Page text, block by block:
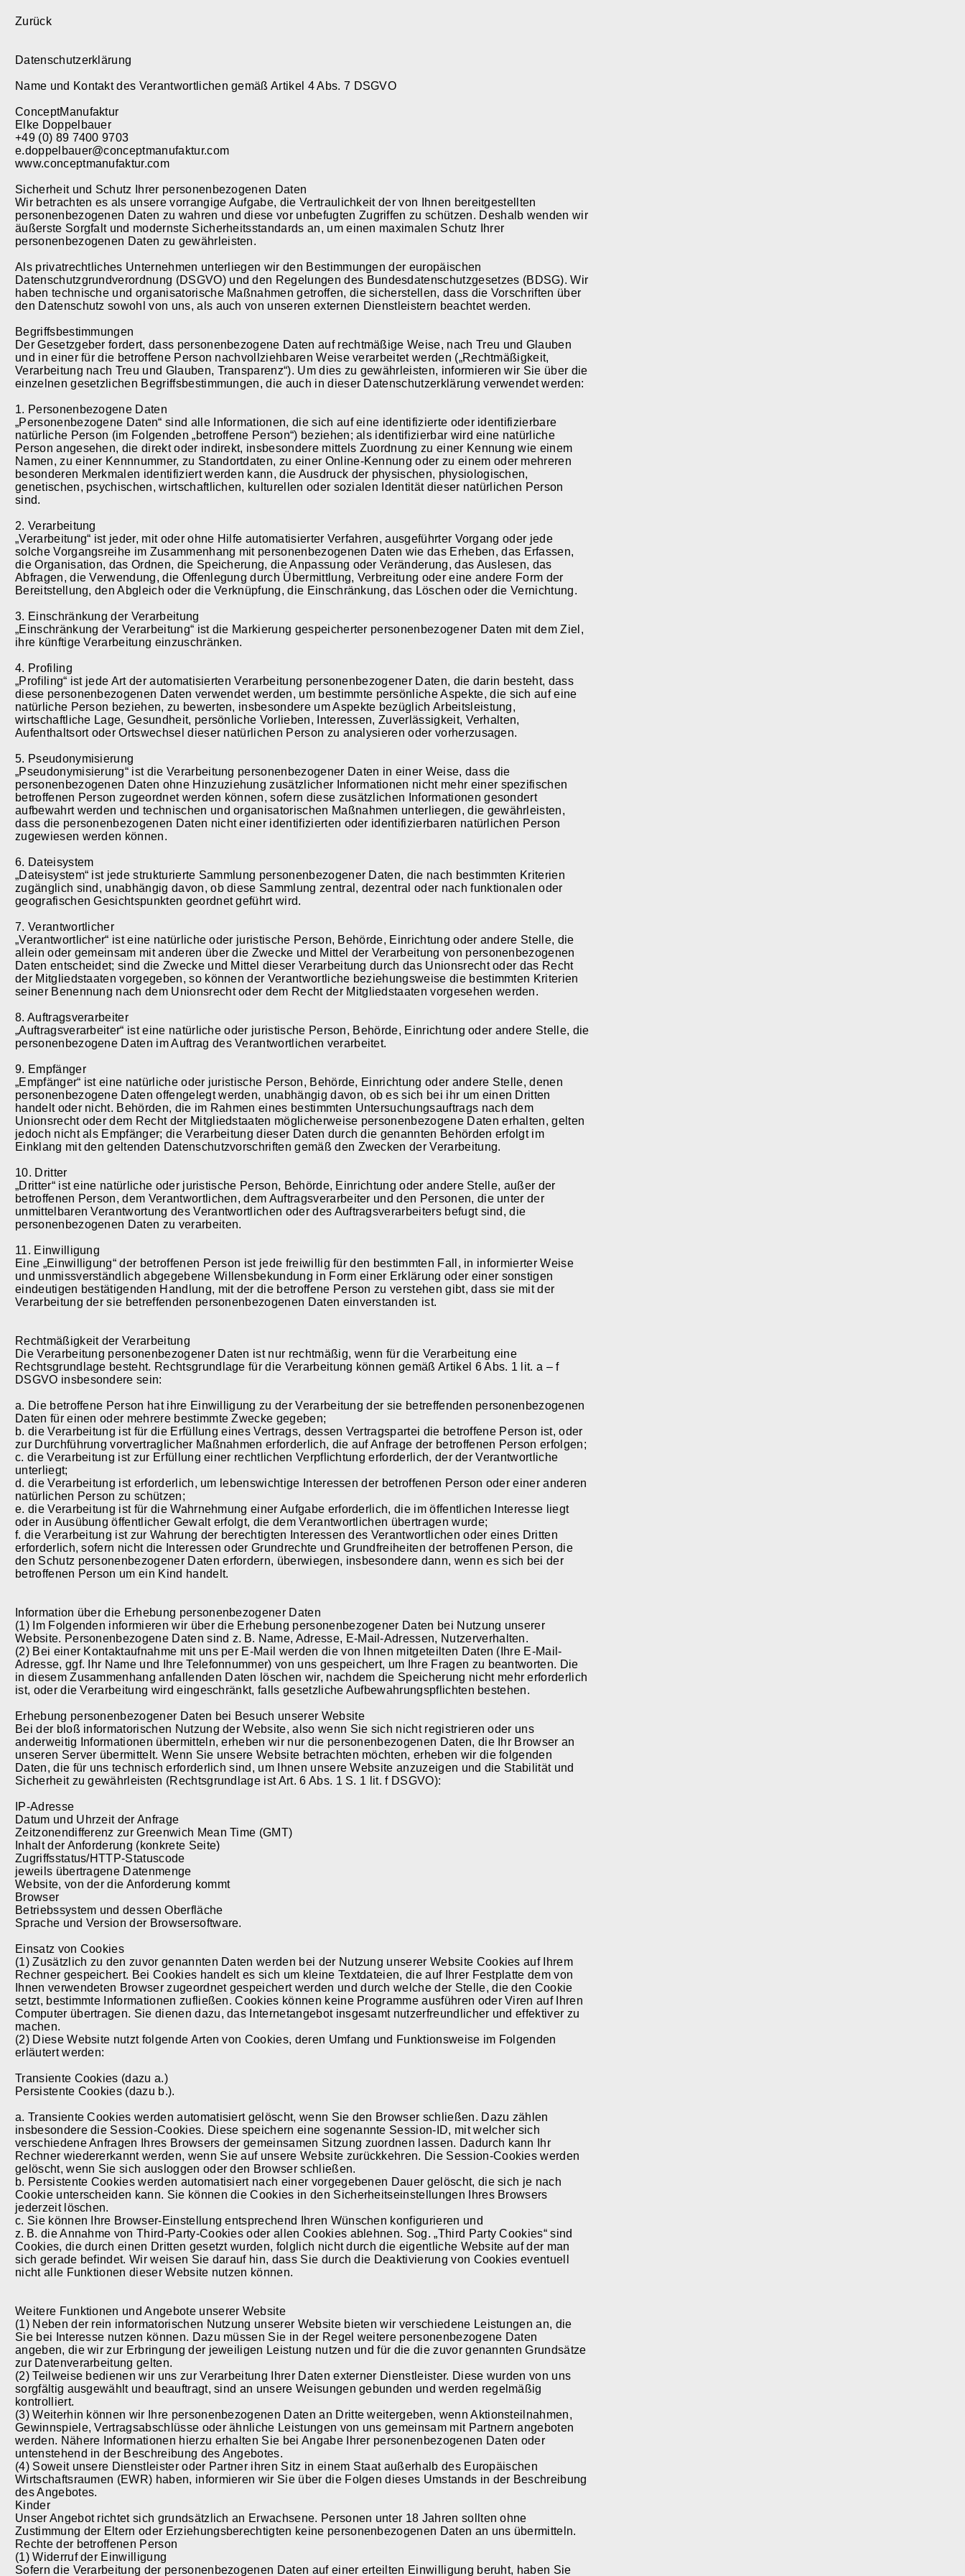
Zurück
Datenschutzerklärung
Name und Kontakt des Verantwortlichen gemäß Artikel 4 Abs. 7 DSGVO
ConceptManufaktur
Elke Doppelbauer
+49 (0) 89 7400 9703
e.doppelbauer@conceptmanufaktur.com
www.conceptmanufaktur.com
Sicherheit und Schutz Ihrer personenbezogenen Daten
Wir betrachten es als unsere vorrangige Aufgabe, die Vertraulichkeit der von Ihnen bereitgestellten
personenbezogenen Daten zu wahren und diese vor unbefugten Zugriffen zu schützen. Deshalb wenden wir
äußerste Sorgfalt und modernste Sicherheitsstandards an, um einen maximalen Schutz Ihrer
personenbezogenen Daten zu gewährleisten.
Als privatrechtliches Unternehmen unterliegen wir den Bestimmungen der europäischen
Datenschutzgrundverordnung (DSGVO) und den Regelungen des Bundesdatenschutzgesetzes (BDSG). Wir
haben technische und organisatorische Maßnahmen getroffen, die sicherstellen, dass die Vorschriften über
den Datenschutz sowohl von uns, als auch von unseren externen Dienstleistern beachtet werden.
Begriffsbestimmungen
Der Gesetzgeber fordert, dass personenbezogene Daten auf rechtmäßige Weise, nach Treu und Glauben
und in einer für die betroffene Person nachvollziehbaren Weise verarbeitet werden („Rechtmäßigkeit,
Verarbeitung nach Treu und Glauben, Transparenz“). Um dies zu gewährleisten, informieren wir Sie über die
einzelnen gesetzlichen Begriffsbestimmungen, die auch in dieser Datenschutzerklärung verwendet werden:
1. Personenbezogene Daten
„Personenbezogene Daten“ sind alle Informationen, die sich auf eine identifizierte oder identifizierbare
natürliche Person (im Folgenden „betroffene Person“) beziehen; als identifizierbar wird eine natürliche
Person angesehen, die direkt oder indirekt, insbesondere mittels Zuordnung zu einer Kennung wie einem
Namen, zu einer Kennnummer, zu Standortdaten, zu einer Online-Kennung oder zu einem oder mehreren
besonderen Merkmalen identifiziert werden kann, die Ausdruck der physischen, physiologischen,
genetischen, psychischen, wirtschaftlichen, kulturellen oder sozialen Identität dieser natürlichen Person
sind.
2. Verarbeitung
„Verarbeitung“ ist jeder, mit oder ohne Hilfe automatisierter Verfahren, ausgeführter Vorgang oder jede
solche Vorgangsreihe im Zusammenhang mit personenbezogenen Daten wie das Erheben, das Erfassen,
die Organisation, das Ordnen, die Speicherung, die Anpassung oder Veränderung, das Auslesen, das
Abfragen, die Verwendung, die Offenlegung durch Übermittlung, Verbreitung oder eine andere Form der
Bereitstellung, den Abgleich oder die Verknüpfung, die Einschränkung, das Löschen oder die Vernichtung.
3. Einschränkung der Verarbeitung
„Einschränkung der Verarbeitung“ ist die Markierung gespeicherter personenbezogener Daten mit dem Ziel,
ihre künftige Verarbeitung einzuschränken.
4. Profiling
„Profiling“ ist jede Art der automatisierten Verarbeitung personenbezogener Daten, die darin besteht, dass
diese personenbezogenen Daten verwendet werden, um bestimmte persönliche Aspekte, die sich auf eine
natürliche Person beziehen, zu bewerten, insbesondere um Aspekte bezüglich Arbeitsleistung,
wirtschaftliche Lage, Gesundheit, persönliche Vorlieben, Interessen, Zuverlässigkeit, Verhalten,
Aufenthaltsort oder Ortswechsel dieser natürlichen Person zu analysieren oder vorherzusagen.
5. Pseudonymisierung
„Pseudonymisierung“ ist die Verarbeitung personenbezogener Daten in einer Weise, dass die
personenbezogenen Daten ohne Hinzuziehung zusätzlicher Informationen nicht mehr einer spezifischen
betroffenen Person zugeordnet werden können, sofern diese zusätzlichen Informationen gesondert
aufbewahrt werden und technischen und organisatorischen Maßnahmen unterliegen, die gewährleisten,
dass die personenbezogenen Daten nicht einer identifizierten oder identifizierbaren natürlichen Person
zugewiesen werden können.
6. Dateisystem
„Dateisystem“ ist jede strukturierte Sammlung personenbezogener Daten, die nach bestimmten Kriterien
zugänglich sind, unabhängig davon, ob diese Sammlung zentral, dezentral oder nach funktionalen oder
geografischen Gesichtspunkten geordnet geführt wird.
7. Verantwortlicher
„Verantwortlicher“ ist eine natürliche oder juristische Person, Behörde, Einrichtung oder andere Stelle, die
allein oder gemeinsam mit anderen über die Zwecke und Mittel der Verarbeitung von personenbezogenen
Daten entscheidet; sind die Zwecke und Mittel dieser Verarbeitung durch das Unionsrecht oder das Recht
der Mitgliedstaaten vorgegeben, so können der Verantwortliche beziehungsweise die bestimmten Kriterien
seiner Benennung nach dem Unionsrecht oder dem Recht der Mitgliedstaaten vorgesehen werden.
8. Auftragsverarbeiter
„Auftragsverarbeiter“ ist eine natürliche oder juristische Person, Behörde, Einrichtung oder andere Stelle, die
personenbezogene Daten im Auftrag des Verantwortlichen verarbeitet.
9. Empfänger
„Empfänger“ ist eine natürliche oder juristische Person, Behörde, Einrichtung oder andere Stelle, denen
personenbezogene Daten offengelegt werden, unabhängig davon, ob es sich bei ihr um einen Dritten
handelt oder nicht. Behörden, die im Rahmen eines bestimmten Untersuchungsauftrags nach dem
Unionsrecht oder dem Recht der Mitgliedstaaten möglicherweise personenbezogene Daten erhalten, gelten
jedoch nicht als Empfänger; die Verarbeitung dieser Daten durch die genannten Behörden erfolgt im
Einklang mit den geltenden Datenschutzvorschriften gemäß den Zwecken der Verarbeitung.
10. Dritter
„Dritter“ ist eine natürliche oder juristische Person, Behörde, Einrichtung oder andere Stelle, außer der
betroffenen Person, dem Verantwortlichen, dem Auftragsverarbeiter und den Personen, die unter der
unmittelbaren Verantwortung des Verantwortlichen oder des Auftragsverarbeiters befugt sind, die
personenbezogenen Daten zu verarbeiten.
11. Einwilligung
Eine „Einwilligung“ der betroffenen Person ist jede freiwillig für den bestimmten Fall, in informierter Weise
und unmissverständlich abgegebene Willensbekundung in Form einer Erklärung oder einer sonstigen
eindeutigen bestätigenden Handlung, mit der die betroffene Person zu verstehen gibt, dass sie mit der
Verarbeitung der sie betreffenden personenbezogenen Daten einverstanden ist.
Rechtmäßigkeit der Verarbeitung
Die Verarbeitung personenbezogener Daten ist nur rechtmäßig, wenn für die Verarbeitung eine
Rechtsgrundlage besteht. Rechtsgrundlage für die Verarbeitung können gemäß Artikel 6 Abs. 1 lit. a – f
DSGVO insbesondere sein:
a. Die betroffene Person hat ihre Einwilligung zu der Verarbeitung der sie betreffenden personenbezogenen
Daten für einen oder mehrere bestimmte Zwecke gegeben;
b. die Verarbeitung ist für die Erfüllung eines Vertrags, dessen Vertragspartei die betroffene Person ist, oder
zur Durchführung vorvertraglicher Maßnahmen erforderlich, die auf Anfrage der betroffenen Person erfolgen;
c. die Verarbeitung ist zur Erfüllung einer rechtlichen Verpflichtung erforderlich, der der Verantwortliche
unterliegt;
d. die Verarbeitung ist erforderlich, um lebenswichtige Interessen der betroffenen Person oder einer anderen
natürlichen Person zu schützen;
e. die Verarbeitung ist für die Wahrnehmung einer Aufgabe erforderlich, die im öffentlichen Interesse liegt
oder in Ausübung öffentlicher Gewalt erfolgt, die dem Verantwortlichen übertragen wurde;
f. die Verarbeitung ist zur Wahrung der berechtigten Interessen des Verantwortlichen oder eines Dritten
erforderlich, sofern nicht die Interessen oder Grundrechte und Grundfreiheiten der betroffenen Person, die
den Schutz personenbezogener Daten erfordern, überwiegen, insbesondere dann, wenn es sich bei der
betroffenen Person um ein Kind handelt.
Information über die Erhebung personenbezogener Daten
(1) Im Folgenden informieren wir über die Erhebung personenbezogener Daten bei Nutzung unserer
Website. Personenbezogene Daten sind z. B. Name, Adresse, E-Mail-Adressen, Nutzerverhalten.
(2) Bei einer Kontaktaufnahme mit uns per E-Mail werden die von Ihnen mitgeteilten Daten (Ihre E-Mail-
Adresse, ggf. Ihr Name und Ihre Telefonnummer) von uns gespeichert, um Ihre Fragen zu beantworten. Die
in diesem Zusammenhang anfallenden Daten löschen wir, nachdem die Speicherung nicht mehr erforderlich
ist, oder die Verarbeitung wird eingeschränkt, falls gesetzliche Aufbewahrungspflichten bestehen.
Erhebung personenbezogener Daten bei Besuch unserer Website
Bei der bloß informatorischen Nutzung der Website, also wenn Sie sich nicht registrieren oder uns
anderweitig Informationen übermitteln, erheben wir nur die personenbezogenen Daten, die Ihr Browser an
unseren Server übermittelt. Wenn Sie unsere Website betrachten möchten, erheben wir die folgenden
Daten, die für uns technisch erforderlich sind, um Ihnen unsere Website anzuzeigen und die Stabilität und
Sicherheit zu gewährleisten (Rechtsgrundlage ist Art. 6 Abs. 1 S. 1 lit. f DSGVO):
IP-Adresse
Datum und Uhrzeit der Anfrage
Zeitzonendifferenz zur Greenwich Mean Time (GMT)
Inhalt der Anforderung (konkrete Seite)
Zugriffsstatus/HTTP-Statuscode
jeweils übertragene Datenmenge
Website, von der die Anforderung kommt
Browser
Betriebssystem und dessen Oberfläche
Sprache und Version der Browsersoftware.
Einsatz von Cookies
(1) Zusätzlich zu den zuvor genannten Daten werden bei der Nutzung unserer Website Cookies auf Ihrem
Rechner gespeichert. Bei Cookies handelt es sich um kleine Textdateien, die auf Ihrer Festplatte dem von
Ihnen verwendeten Browser zugeordnet gespeichert werden und durch welche der Stelle, die den Cookie
setzt, bestimmte Informationen zufließen. Cookies können keine Programme ausführen oder Viren auf Ihren
Computer übertragen. Sie dienen dazu, das Internetangebot insgesamt nutzerfreundlicher und effektiver zu
machen.
(2) Diese Website nutzt folgende Arten von Cookies, deren Umfang und Funktionsweise im Folgenden
erläutert werden:
Transiente Cookies (dazu a.)
Persistente Cookies (dazu b.).
a. Transiente Cookies werden automatisiert gelöscht, wenn Sie den Browser schließen. Dazu zählen
insbesondere die Session-Cookies. Diese speichern eine sogenannte Session-ID, mit welcher sich
verschiedene Anfragen Ihres Browsers der gemeinsamen Sitzung zuordnen lassen. Dadurch kann Ihr
Rechner wiedererkannt werden, wenn Sie auf unsere Website zurückkehren. Die Session-Cookies werden
gelöscht, wenn Sie sich ausloggen oder den Browser schließen.
b. Persistente Cookies werden automatisiert nach einer vorgegebenen Dauer gelöscht, die sich je nach
Cookie unterscheiden kann. Sie können die Cookies in den Sicherheitseinstellungen Ihres Browsers
jederzeit löschen.
c. Sie können Ihre Browser-Einstellung entsprechend Ihren Wünschen konfigurieren und
z. B. die Annahme von Third-Party-Cookies oder allen Cookies ablehnen. Sog. „Third Party Cookies“ sind
Cookies, die durch einen Dritten gesetzt wurden, folglich nicht durch die eigentliche Website auf der man
sich gerade befindet. Wir weisen Sie darauf hin, dass Sie durch die Deaktivierung von Cookies eventuell
nicht alle Funktionen dieser Website nutzen können.
Weitere Funktionen und Angebote unserer Website
(1) Neben der rein informatorischen Nutzung unserer Website bieten wir verschiedene Leistungen an, die
Sie bei Interesse nutzen können. Dazu müssen Sie in der Regel weitere personenbezogene Daten
angeben, die wir zur Erbringung der jeweiligen Leistung nutzen und für die die zuvor genannten Grundsätze
zur Datenverarbeitung gelten.
(2) Teilweise bedienen wir uns zur Verarbeitung Ihrer Daten externer Dienstleister. Diese wurden von uns
sorgfältig ausgewählt und beauftragt, sind an unsere Weisungen gebunden und werden regelmäßig
kontrolliert.
(3) Weiterhin können wir Ihre personenbezogenen Daten an Dritte weitergeben, wenn Aktionsteilnahmen,
Gewinnspiele, Vertragsabschlüsse oder ähnliche Leistungen von uns gemeinsam mit Partnern angeboten
werden. Nähere Informationen hierzu erhalten Sie bei Angabe Ihrer personenbezogenen Daten oder
untenstehend in der Beschreibung des Angebotes.
(4) Soweit unsere Dienstleister oder Partner ihren Sitz in einem Staat außerhalb des Europäischen
Wirtschaftsraumen (EWR) haben, informieren wir Sie über die Folgen dieses Umstands in der Beschreibung
des Angebotes.
Kinder
Unser Angebot richtet sich grundsätzlich an Erwachsene. Personen unter 18 Jahren sollten ohne
Zustimmung der Eltern oder Erziehungsberechtigten keine personenbezogenen Daten an uns übermitteln.
Rechte der betroffenen Person
(1) Widerruf der Einwilligung
Sofern die Verarbeitung der personenbezogenen Daten auf einer erteilten Einwilligung beruht, haben Sie